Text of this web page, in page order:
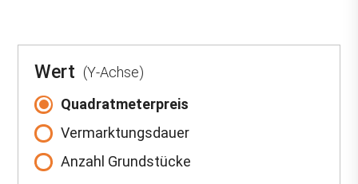
Wert (Y-Achse)
Quadratmeterpreis
Vermarktungsdauer
Anzahl Grundstücke